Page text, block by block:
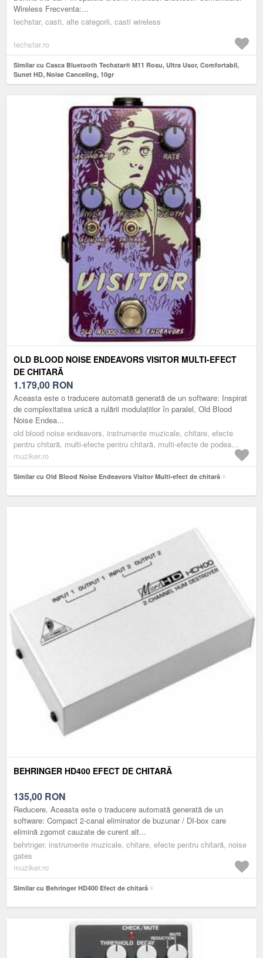
Wireless Frecventa:...
techstar, casti, alte categorii, casti wireless
techstar.ro
Similar cu Casca Bluetooth Techstar® M11 Rosu, Ultra Usor, Comfortabil,
Sunet HD, Noise Canceling, 10gr
OLD BLOOD NOISE ENDEAVORS VISITOR MULTI-EFECT
DE CHITARĂ
1.179,00 RON
Aceasta este o traducere automată generată de un software: Inspirat
de complexitatea unică a rulării modulațiilor în paralel, Old Blood
Noise Endea...
old blood noise endeavors, instrumente muzicale, chitare, efecte
pentru chitară, multi-efecte pentru chitară, multi-efecte de podea
pentru chitară, violet
muziker.ro
Similar cu Old Blood Noise Endeavors Visitor Multi-efect de chitară
BEHRINGER HD400 EFECT DE CHITARĂ
135,00 RON
Reducere. Aceasta este o traducere automată generată de un
software: Compact 2-canal eliminator de buzunar / DI-box care
elimină zgomot cauzate de curent alt...
behringer, instrumente muzicale, chitare, efecte pentru chitară, noise
gates
muziker.ro
Similar cu Behringer HD400 Efect de chitară